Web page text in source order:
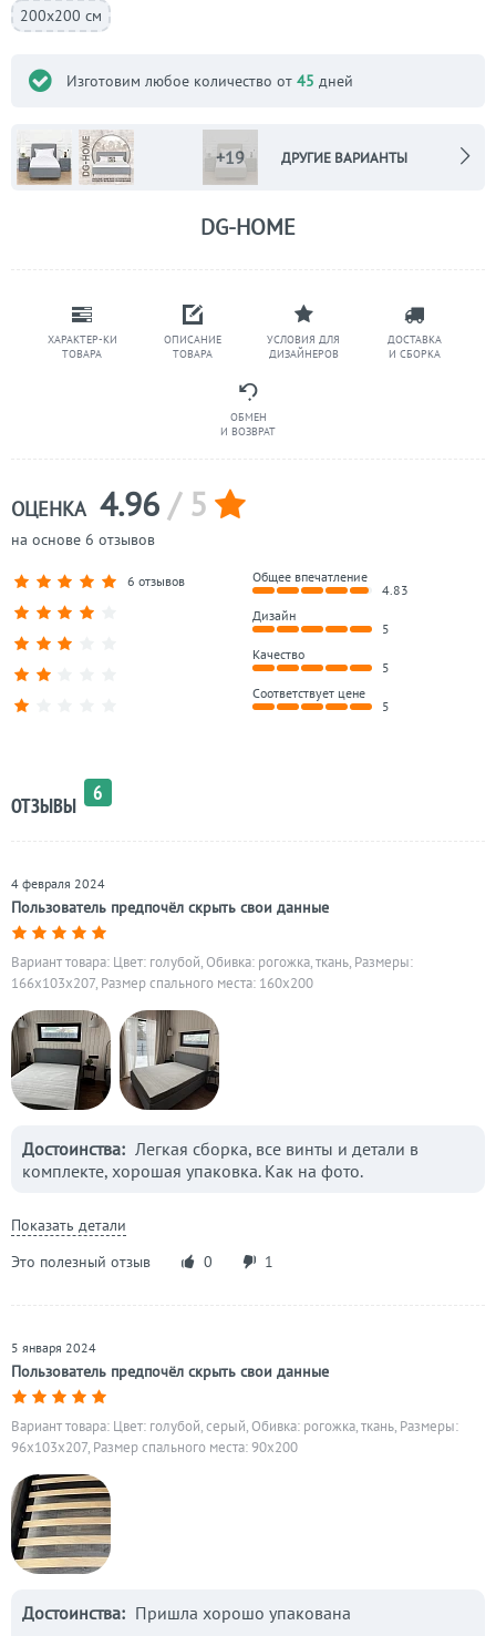
ХАРАКТЕР-КИ
ТОВАРА
ОПИСАНИЕ
ТОВАРА
УСЛОВИЯ ДЛЯ
ДИЗАЙНЕРОВ
ДОСТАВКА
И СБОРКА
ОБМЕН
И ВОЗВРАТ
200х200 см
Изготовим любое количество от 45 дней
+19 ДРУГИЕ ВАРИАНТЫ
DG-HOME
ОЦЕНКА 4.96 / 5
на основе 6 отзывов
6 отзывов
Общее впечатление
4.83
Дизайн
5
Качество
5
Соответствует цене
5
ОТЗЫВЫ
6
Пользователь предпочёл скрыть свои данные
4 февраля 2024
Вариант товара: Цвет: голубой, Обивка: рогожка, ткань, Размеры:
166x103x207, Размер спального места: 160х200
Достоинства: Легкая сборка, все винты и детали в
комплекте, хорошая упаковка. Как на фото.
Показать детали
Это полезный отзыв
0 1
Пользователь предпочёл скрыть свои данные
5 января 2024
Вариант товара: Цвет: голубой, серый, Обивка: рогожка, ткань, Размеры:
96x103x207, Размер спального места: 90х200
Достоинства: Пришла хорошо упакована